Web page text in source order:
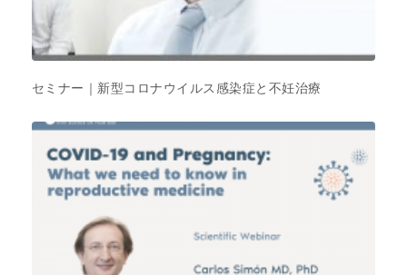
セミナー｜新型コロナウイルス感染症と不妊治療